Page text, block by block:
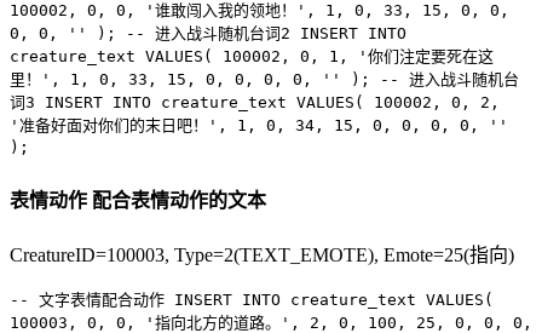
100002 , 0 , 0 , '谁敢闯入我的领地！' , 1 , 0 , 33 , 15 , 0 , 0 ,
0 , 0 , '' ); -- 进入战斗随机台词2
INSERT INTO
creature_text VALUES ( 100002 , 0 , 1 ,
'你们注定要死在这
里！' , 1 , 0 , 33 , 15 , 0 , 0 , 0 , 0 , '' );
-- 进入战斗随机台
词3
INSERT INTO creature_text VALUES ( 100002 , 0 , 2 ,
'准备好面对你们的末日吧！' , 1 , 0 , 34 , 15 , 0 , 0 , 0 , 0 ,
''
);
表情动作 配合表情动作的文本
CreatureID=100003, Type=2(TEXT_EMOTE), Emote=25(指向)
-- 文字表情配合动作 INSERT INTO creature_text VALUES (
100003 , 0 , 0 , '指向北方的道路。' , 2 , 0 , 100 , 25 , 0 , 0 , 0 ,